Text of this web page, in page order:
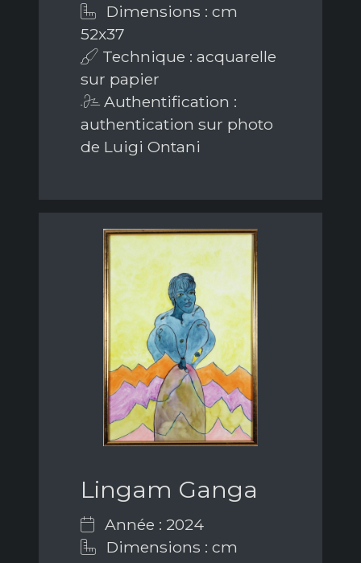
Dimensions : cm
52x37
Technique : acquarelle
sur papier
Authentification :
authentication sur photo
de Luigi Ontani
Lingam Ganga
Année : 2024
Dimensions : cm